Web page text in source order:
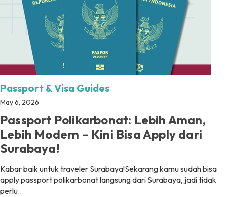
Passport & Visa Guides
May 6, 2026
Passport Polikarbonat: Lebih Aman,
Lebih Modern – Kini Bisa Apply dari
Surabaya!
Kabar baik untuk traveler Surabaya!Sekarang kamu sudah bisa
apply passport polikarbonat langsung dari Surabaya, jadi tidak
perlu…